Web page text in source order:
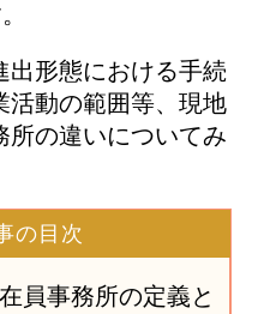
出形態における手続
活動の範囲等、現地
所の違いについてみ
の目次
員事務所の定義と